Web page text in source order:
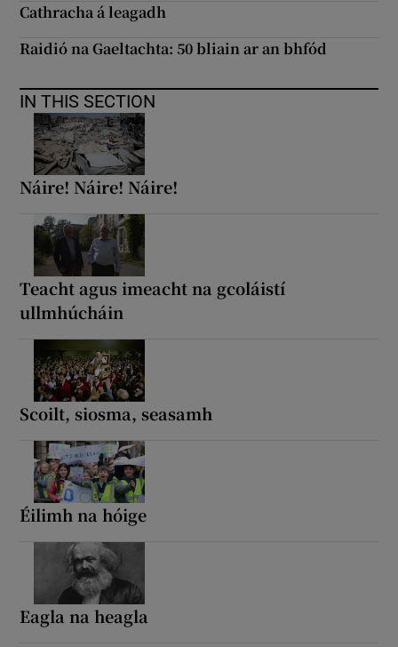
Cathracha á leagadh
Raidió na Gaeltachta: 50 bliain ar an bhfód
IN THIS SECTION
Náire! Náire! Náire!
Teacht agus imeacht na gcoláistí
ullmhúcháin
Scoilt, siosma, seasamh
Éilimh na hóige
Eagla na heagla